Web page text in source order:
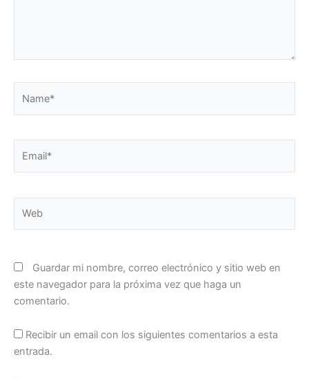
Guardar mi nombre, correo electrónico y sitio web en
este navegador para la próxima vez que haga un
comentario.
Recibir un email con los siguientes comentarios a esta
entrada.